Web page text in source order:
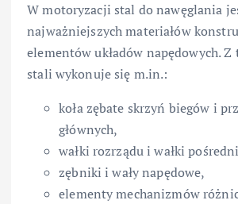
W motoryzacji stal do nawęglania
najważniejszych materiałów
elementów układów napędowych. Z
stali wykonuje się m.in.:
koła zębate skrzyń biegów i
głównych,
wałki rozrządu i wałki
zębniki i wały napędowe,
elementy mechanizmów